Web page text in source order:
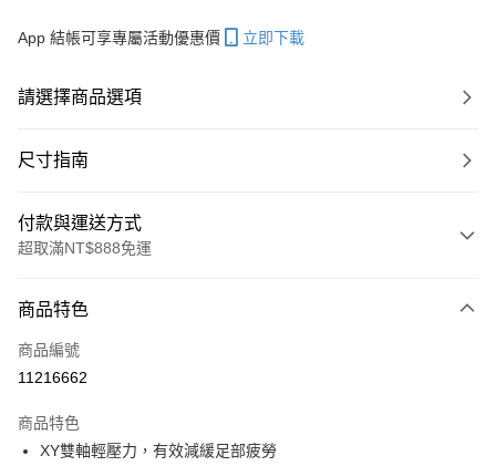
App 結帳可享專屬活動優惠價 立即下載
請選擇商品選項
尺寸指南
付款與運送方式
超取滿NT$888免運
信用卡一次付款
超商取貨付款
Apple Pay
商品特色
商品編號
11216662
商品特色
XY雙軸輕壓力，有效減緩足部疲勞